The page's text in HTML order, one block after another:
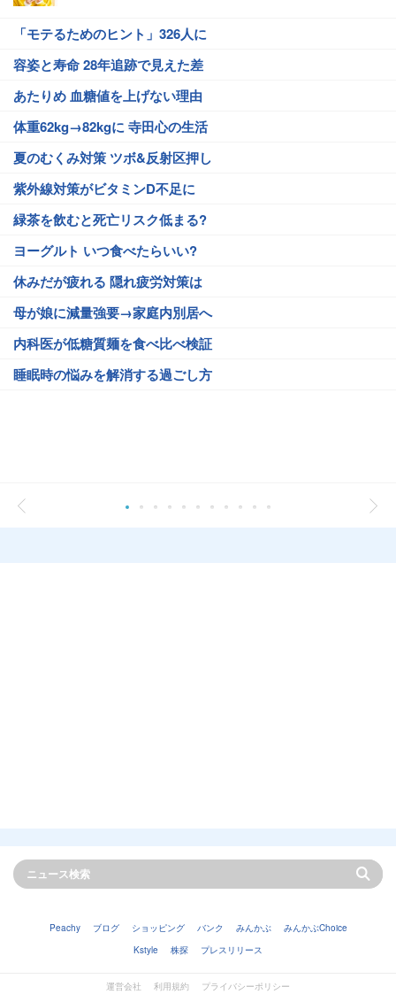
「モテるためのヒント」326人に
容姿と寿命 28年追跡で見えた差
あたりめ 血糖値を上げない理由
体重62kg→82kgに 寺田心の生活
夏のむくみ対策 ツボ&反射区押し
紫外線対策がビタミンD不足に
緑茶を飲むと死亡リスク低まる?
ヨーグルト いつ食べたらいい?
休みだが疲れる 隠れ疲労対策は
母が娘に減量強要→家庭内別居へ
内科医が低糖質麺を食べ比べ検証
睡眠時の悩みを解消する過ごし方
Peachy ブログ ショッピング バンク みんかぶ
みんかぶChoice
Kstyle
株探 プレスリリース
運営会社 利用規約 プライバシーポリシー